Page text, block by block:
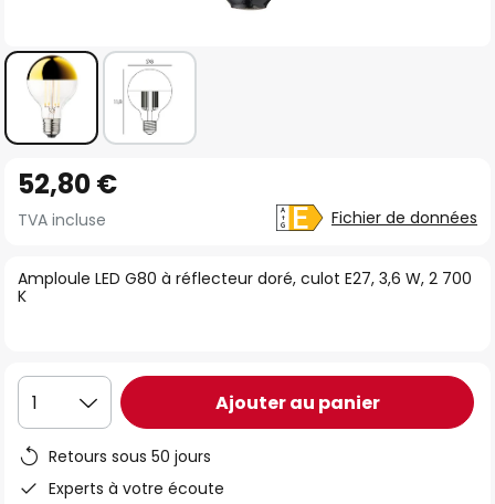
to
the
of
the
Amploule LED G80 à réflecteur doré, culot E27, 3,6 W, 2 700
K
52,80 €
TVA incluse Fichier de données
1 Ajouter au panier
Retours sous 50 jours
Experts à votre écoute